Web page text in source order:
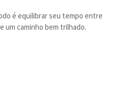
é equilibrar seu tempo entre
um caminho bem trilhado.